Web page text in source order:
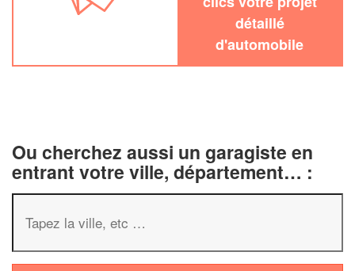
détaillé
d'automobile
Ou cherchez aussi un garagiste en
entrant votre ville, département… :